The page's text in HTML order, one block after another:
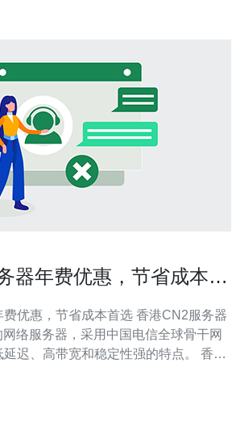
器年费优惠，节省成本首
节省成本首选 香港CN2服务器
络服务器，采用中国电信全球骨干网
迟、高带宽和稳定性强的特点。 香港
带宽，确保用户访问速度快。 全球